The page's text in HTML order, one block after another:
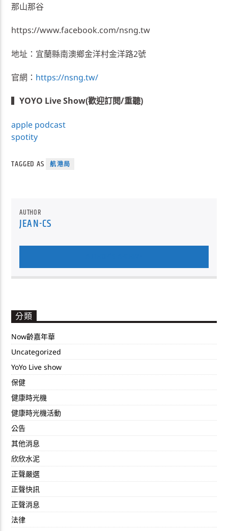
那山那谷
https://www.facebook.com/nsng.tw
地址：宜蘭縣南澳鄉金洋村金洋路2號
官網： https://nsng.tw/
▍YOYO Live Show(歡迎訂閱/重聽)
apple podcast
spotity
TAGGED AS 航港局
AUTHOR
JEAN-CS
分類
Now齡嘉年華
Uncategorized
YoYo Live show
保健
健康時光機
健康時光機活動
公告
其他消息
欣欣水泥
正聲嚴選
正聲快訊
正聲消息
法律